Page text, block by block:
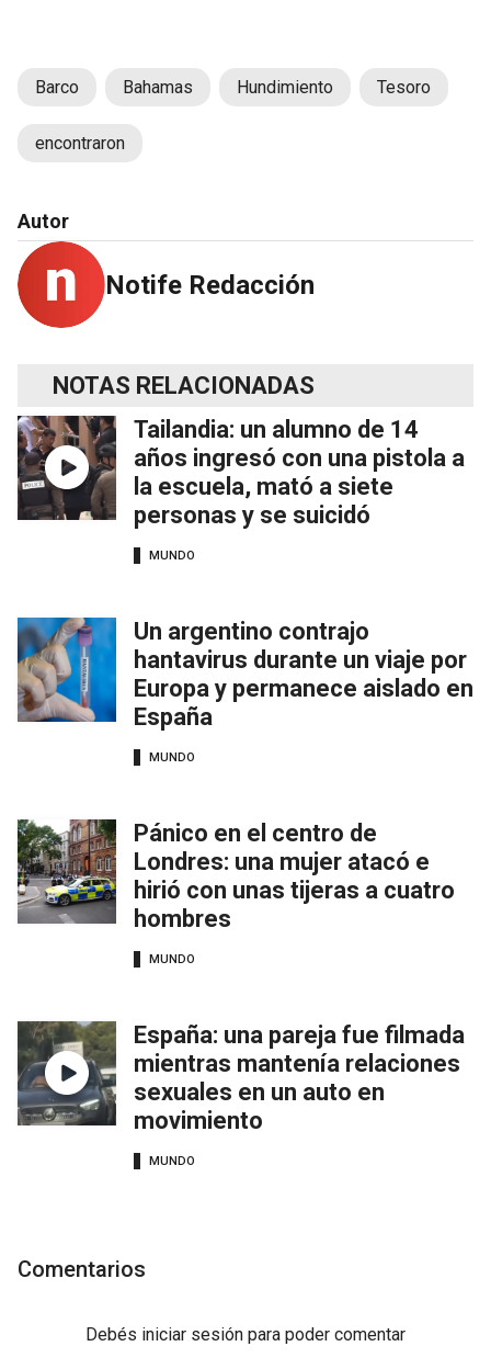
Barco Bahamas Hundimiento Tesoro
encontraron
Autor
Notife Redacción
NOTAS RELACIONADAS
Tailandia: un alumno de 14
años ingresó con una pistola a
la escuela, mató a siete
personas y se suicidó
MUNDO
Un argentino contrajo
hantavirus durante un viaje por
Europa y permanece aislado en
España
MUNDO
Pánico en el centro de
Londres: una mujer atacó e
hirió con unas tijeras a cuatro
hombres
MUNDO
España: una pareja fue filmada
mientras mantenía relaciones
sexuales en un auto en
movimiento
MUNDO
Comentarios
Debés iniciar sesión para poder comentar